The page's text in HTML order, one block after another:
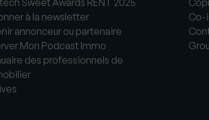
Sweet Awards RENT 2025
à la newsletter
annonceur ou partenaire
Mon Podcast Immo
des professionnels de
Co-